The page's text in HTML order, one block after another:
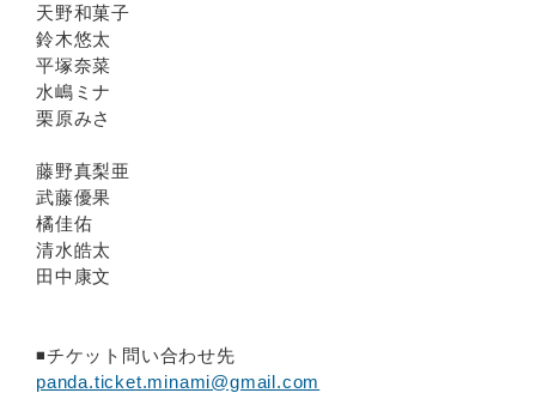
天野和菓子
鈴木悠太
平塚奈菜
水嶋ミナ
栗原みさ
藤野真梨亜
武藤優果
橘佳佑
清水皓太
田中康文
◾️チケット問い合わせ先
panda.ticket.minami@gmail.com